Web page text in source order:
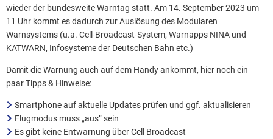
wieder der bundesweite Warntag statt. Am 14. September 2023 um
11 Uhr kommt es dadurch zur Auslösung des Modularen
Warnsystems (u.a. Cell-Broadcast-System, Warnapps NINA und
KATWARN, Infosysteme der Deutschen Bahn etc.)
Damit die Warnung auch auf dem Handy ankommt, hier noch ein
paar Tipps & Hinweise:
Smartphone auf aktuelle Updates prüfen und ggf. aktualisieren
Flugmodus muss „aus“ sein
Es gibt keine Entwarnung über Cell Broadcast